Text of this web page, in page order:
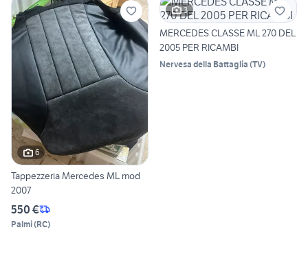
6
Tappezzeria Mercedes ML mod
2007
550 €
Palmi(RC)
3
MERCEDES CLASSE ML 270 DEL
2005 PER RICAMBI
Nervesa della Battaglia (TV)